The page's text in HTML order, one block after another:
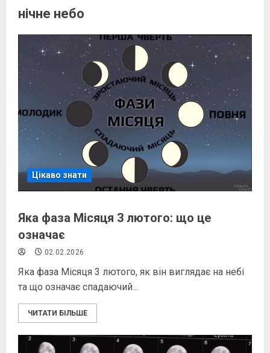
нічне небо
Цікаво знати
Яка фаза Місяця 3 лютого: що це
означає
02.02.2026
Яка фаза Місяця 3 лютого, як він виглядає на небі
та що означає спадаючий...
ЧИТАТИ БІЛЬШЕ